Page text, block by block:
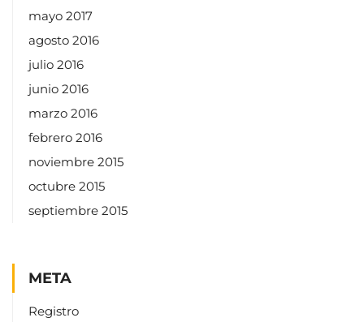
mayo 2017
agosto 2016
julio 2016
junio 2016
marzo 2016
febrero 2016
noviembre 2015
octubre 2015
septiembre 2015
META
Registro